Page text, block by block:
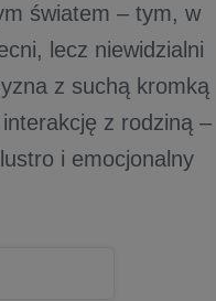
światem – tym, w
lecz niewidzialni
z suchą kromką
z rodziną –
i emocjonalny